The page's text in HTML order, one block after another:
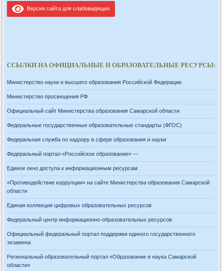
Версия сайта для слабовидящих
ССЫЛКИ НА ОФИЦИАЛЬНЫЕ И ОБРАЗОВАТЕЛЬНЫЕ РЕСУРСЫ:
Министерство науки и высшего образования Российской Федерации
Министерство просвещения РФ
Официальный сайт Министерства образования Самарской области
Федеральные государственные образовательные стандарты (ФГОС)
Федеральная служба по надзору в сфере образования и науки
Федеральный портал «Российское образование» —
Единое окно доступа к информационным ресурсам
«Противодействие коррупции» на сайте Министерства образования Самарской
области
Единая коллекция цифровых образовательных ресурсов
Федеральный центр информационно-образовательных ресурсов
Официальный федеральный портал поддержки единого государственного
экзамена
Региональный образовательный портал «Образование и наука Самарской
области»